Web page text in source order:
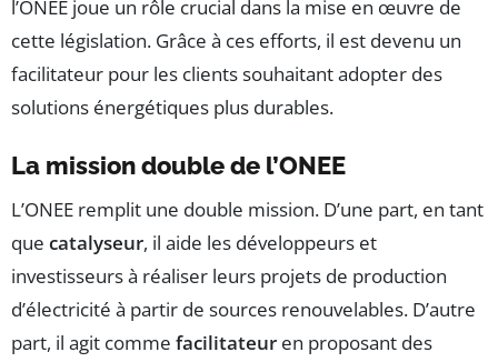
l’ONEE joue un rôle crucial dans la mise en œuvre de
cette législation. Grâce à ces efforts, il est devenu un
facilitateur pour les clients souhaitant adopter des
solutions énergétiques plus durables.
La mission double de l’ONEE
L’ONEE remplit une double mission. D’une part, en tant
que catalyseur, il aide les développeurs et
investisseurs à réaliser leurs projets de production
d’électricité à partir de sources renouvelables. D’autre
part, il agit comme facilitateur en proposant des